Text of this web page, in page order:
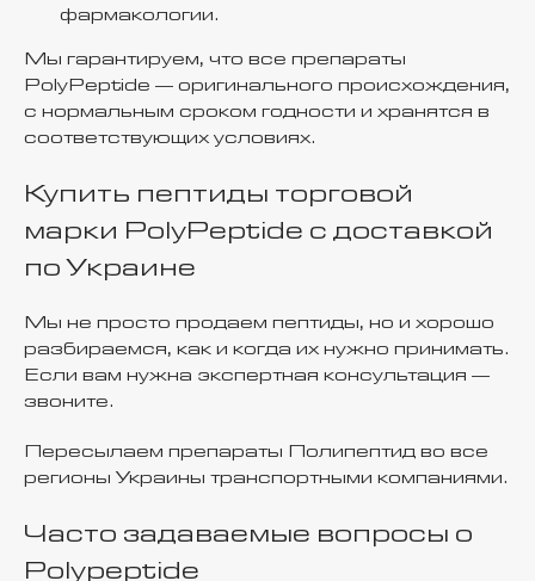
фармакологии.
Мы гарантируем, что все препараты
PolyPeptide — оригинального происхождения,
с нормальным сроком годности и хранятся в
соответствующих условиях.
Купить пептиды торговой
марки PolyPeptide с доставкой
по Украине
Мы не просто продаем пептиды, но и хорошо
разбираемся, как и когда их нужно принимать.
Если вам нужна экспертная консультация —
звоните.
Пересылаем препараты Полипептид во все
регионы Украины транспортными компаниями.
Часто задаваемые вопросы о
Polypeptide